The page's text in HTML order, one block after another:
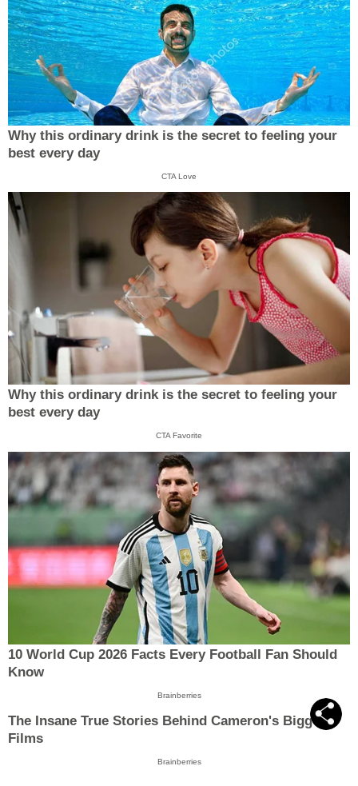
Why this ordinary drink is the secret to feeling your
best every day
CTA Love
Why this ordinary drink is the secret to feeling your
best every day
CTA Favorite
10 World Cup 2026 Facts Every Football Fan Should
Know
Brainberries
The Insane True Stories Behind Cameron's Biggest
Films
Brainberries